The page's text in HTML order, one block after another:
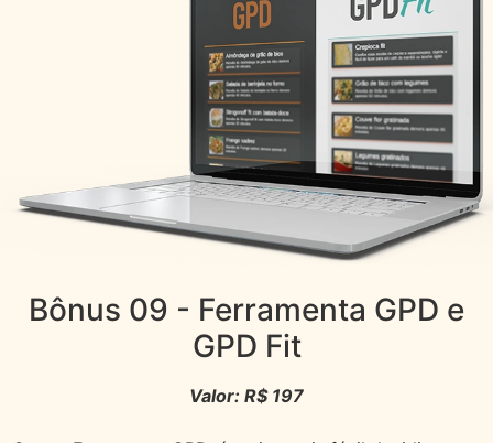
Bônus 09 - Ferramenta GPD e
GPD Fit
Valor: R$ 197